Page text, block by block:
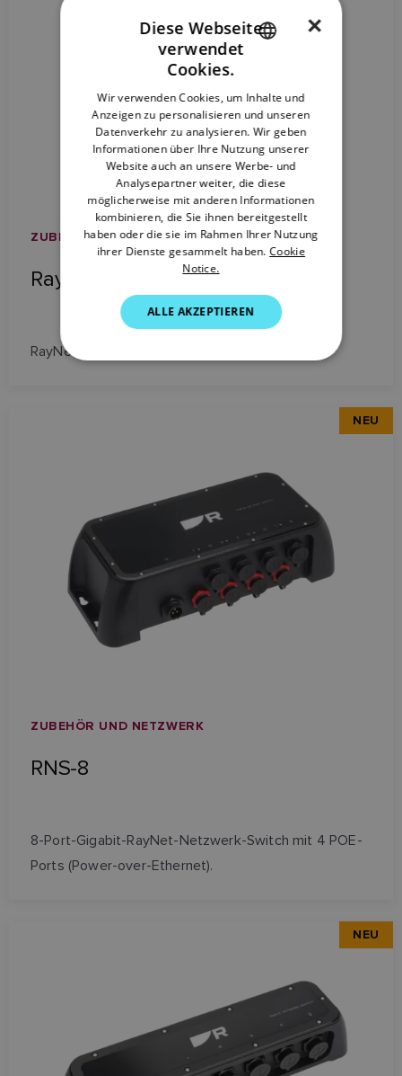
ZUBEHÖR UND NETZWERK
RayNet Winkeladapter
RayNet Winkeladapter (männlich)
NEU
ZUBEHÖR UND NETZWERK
RNS-8
8-Port-Gigabit-RayNet-Netzwerk-Switch mit 4 POE-
Ports (Power-over-Ethernet).
NEU
DANISH
ITALIAN
SWEDISH
GERMAN
DUTCH
NORWEGIAN
FINNISH
×
Diese Webseite
verwendet
Cookies.
Wir verwenden Cookies, um Inhalte und
Anzeigen zu personalisieren und unseren
Datenverkehr zu analysieren. Wir geben
Informationen über Ihre Nutzung unserer
Website auch an unsere Werbe- und
Analysepartner weiter, die diese
möglicherweise mit anderen Informationen
kombinieren, die Sie ihnen bereitgestellt
haben oder die sie im Rahmen Ihrer Nutzung
ihrer Dienste gesammelt haben. Cookie
Notice.
ALLE AKZEPTIEREN